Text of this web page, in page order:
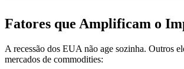
Fatores que Amplificam o
A recessão dos EUA não age sozinha. Outros
mercados de commodities: